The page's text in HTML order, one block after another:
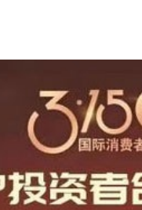
向上的参展精神风貌，并